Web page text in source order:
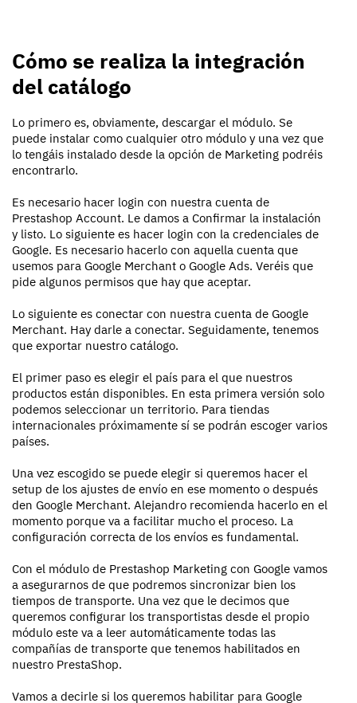
Cómo se realiza la integración
del catálogo
Lo primero es, obviamente, descargar el módulo. Se
puede instalar como cualquier otro módulo y una vez que
lo tengáis instalado desde la opción de Marketing podréis
encontrarlo.
Es necesario hacer login con nuestra cuenta de
Prestashop Account. Le damos a Confirmar la instalación
y listo. Lo siguiente es hacer login con la credenciales de
Google. Es necesario hacerlo con aquella cuenta que
usemos para Google Merchant o Google Ads. Veréis que
pide algunos permisos que hay que aceptar.
Lo siguiente es conectar con nuestra cuenta de Google
Merchant. Hay darle a conectar. Seguidamente, tenemos
que exportar nuestro catálogo.
El primer paso es elegir el país para el que nuestros
productos están disponibles. En esta primera versión solo
podemos seleccionar un territorio. Para tiendas
internacionales próximamente sí se podrán escoger varios
países.
Una vez escogido se puede elegir si queremos hacer el
setup de los ajustes de envío en ese momento o después
den Google Merchant. Alejandro recomienda hacerlo en el
momento porque va a facilitar mucho el proceso. La
configuración correcta de los envíos es fundamental.
Con el módulo de Prestashop Marketing con Google vamos
a asegurarnos de que podremos sincronizar bien los
tiempos de transporte. Una vez que le decimos que
queremos configurar los transportistas desde el propio
módulo este va a leer automáticamente todas las
compañías de transporte que tenemos habilitados en
nuestro PrestaShop.
Vamos a decirle si los queremos habilitar para Google